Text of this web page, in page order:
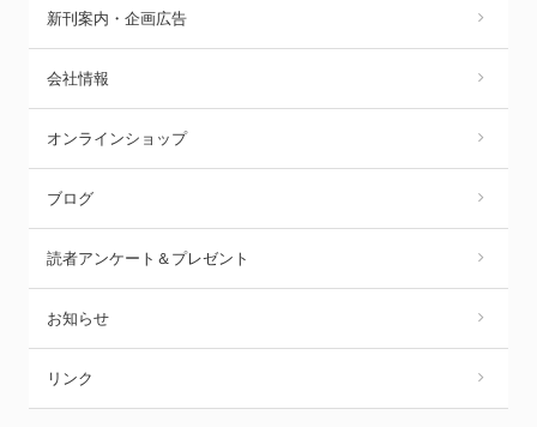
新刊案内・企画広告
会社情報
オンラインショップ
ブログ
読者アンケート＆プレゼント
お知らせ
リンク